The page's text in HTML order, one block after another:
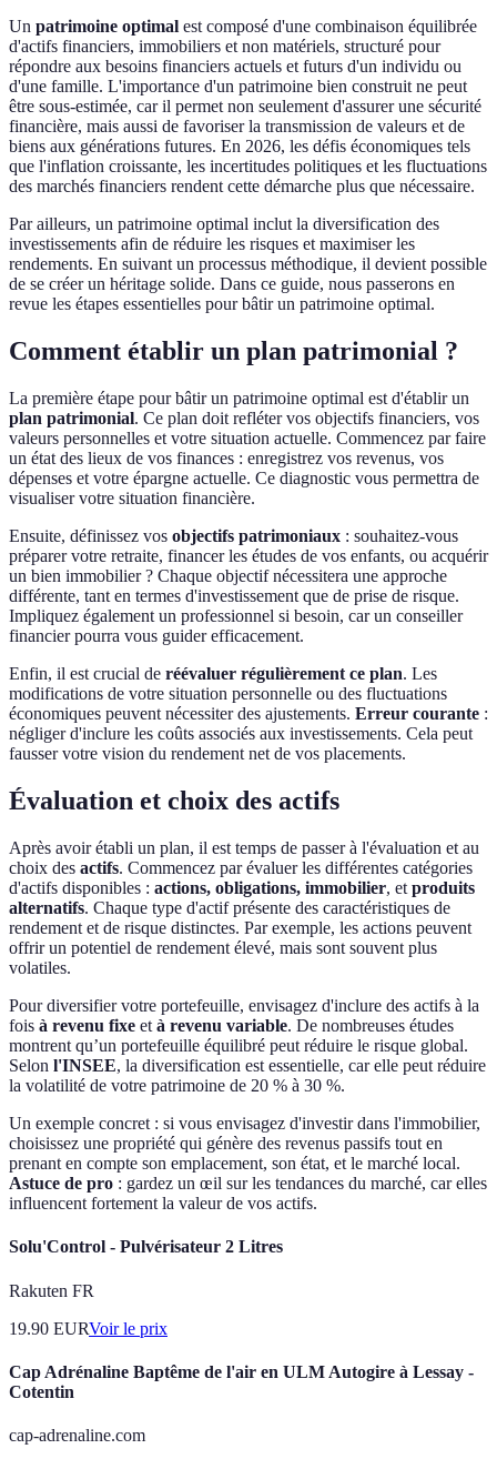
Un patrimoine optimal est composé d'une combinaison équilibrée
d'actifs financiers, immobiliers et non matériels, structuré pour
répondre aux besoins financiers actuels et futurs d'un individu ou
d'une famille. L'importance d'un patrimoine bien construit ne peut
être sous-estimée, car il permet non seulement d'assurer une sécurité
financière, mais aussi de favoriser la transmission de valeurs et de
biens aux générations futures. En 2026, les défis économiques tels
que l'inflation croissante, les incertitudes politiques et les fluctuations
des marchés financiers rendent cette démarche plus que nécessaire.
Par ailleurs, un patrimoine optimal inclut la diversification des
investissements afin de réduire les risques et maximiser les
rendements. En suivant un processus méthodique, il devient possible
de se créer un héritage solide. Dans ce guide, nous passerons en
revue les étapes essentielles pour bâtir un patrimoine optimal.
Comment établir un plan patrimonial ?
La première étape pour bâtir un patrimoine optimal est d'établir un
plan patrimonial. Ce plan doit refléter vos objectifs financiers, vos
valeurs personnelles et votre situation actuelle. Commencez par faire
un état des lieux de vos finances : enregistrez vos revenus, vos
dépenses et votre épargne actuelle. Ce diagnostic vous permettra de
visualiser votre situation financière.
Ensuite, définissez vos objectifs patrimoniaux : souhaitez-vous
préparer votre retraite, financer les études de vos enfants, ou acquérir
un bien immobilier ? Chaque objectif nécessitera une approche
différente, tant en termes d'investissement que de prise de risque.
Impliquez également un professionnel si besoin, car un conseiller
financier pourra vous guider efficacement.
Enfin, il est crucial de réévaluer régulièrement ce plan. Les
modifications de votre situation personnelle ou des fluctuations
économiques peuvent nécessiter des ajustements. Erreur courante :
négliger d'inclure les coûts associés aux investissements. Cela peut
fausser votre vision du rendement net de vos placements.
Évaluation et choix des actifs
Après avoir établi un plan, il est temps de passer à l'évaluation et au
choix des actifs. Commencez par évaluer les différentes catégories
d'actifs disponibles : actions, obligations, immobilier, et produits
alternatifs. Chaque type d'actif présente des caractéristiques de
rendement et de risque distinctes. Par exemple, les actions peuvent
offrir un potentiel de rendement élevé, mais sont souvent plus
volatiles.
Pour diversifier votre portefeuille, envisagez d'inclure des actifs à la
fois à revenu fixe et à revenu variable. De nombreuses études
montrent qu’un portefeuille équilibré peut réduire le risque global.
Selon l'INSEE, la diversification est essentielle, car elle peut réduire
la volatilité de votre patrimoine de 20 % à 30 %.
Un exemple concret : si vous envisagez d'investir dans l'immobilier,
choisissez une propriété qui génère des revenus passifs tout en
prenant en compte son emplacement, son état, et le marché local.
Astuce de pro : gardez un œil sur les tendances du marché, car elles
influencent fortement la valeur de vos actifs.
Solu'Control - Pulvérisateur 2 Litres
Rakuten FR
19.90 EURVoir le prix
Cap Adrénaline Baptême de l'air en ULM Autogire à Lessay -
Cotentin
cap-adrenaline.com